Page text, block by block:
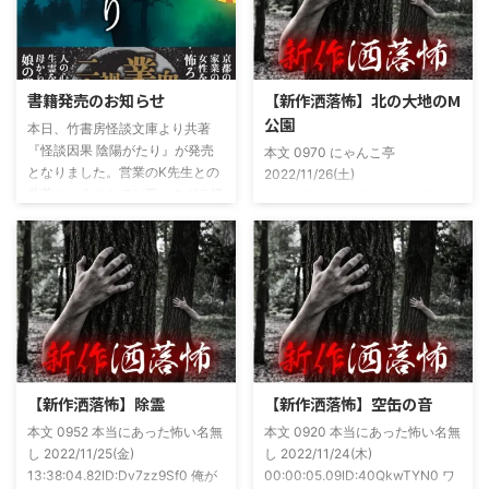
書籍発売のお知らせ
本日、竹書房怪談文庫より共著
『怪談因果 陰陽がたり』が発売
となりました。営業のK先生との
上げましたので内容の濃さ・面白
さは保証します。ぜひともご購入
くださいませ。 書影かっこいい
ですね！帯の煽り文句も最高です
(^^)v購入ページ
https://amzn.to/49NrwuE特設ペ
ージ
54ee5238af1
【新作洒落怖】北の大地のM
公園
本文 0970 にゃんこ亭
2022/11/26(土)
に言うオカルト系な話がまあまあ
好きで、最近占いとかを副業で始
めてた。今はちょっとメンタルの
状況やらで退いたけど実力試しも
かねてSNSでフォロワー相手に占
いとかしていたもんです。実力
は・・・ありがたいことに当たっ
た！ドンピシャ！と嬉しい声もあ
合ったのが大学生のAちゃん。彼
女もオカルト系な話が好きで(そ
もそも仲良くなったのは北の大地
が舞台の金塊を巡る漫画)ちょく
【新作洒落怖】除霊
本文 0952 本当にあった怖い名無
し 2022/11/25(金)
13:38:04.82ID:Dv7zz9Sf0 俺が
【新作洒落怖】空缶の音
本文 0920 本当にあった怖い名無
し 2022/11/24(木)
00:00:05.09ID:40QkwTYN0 ワ